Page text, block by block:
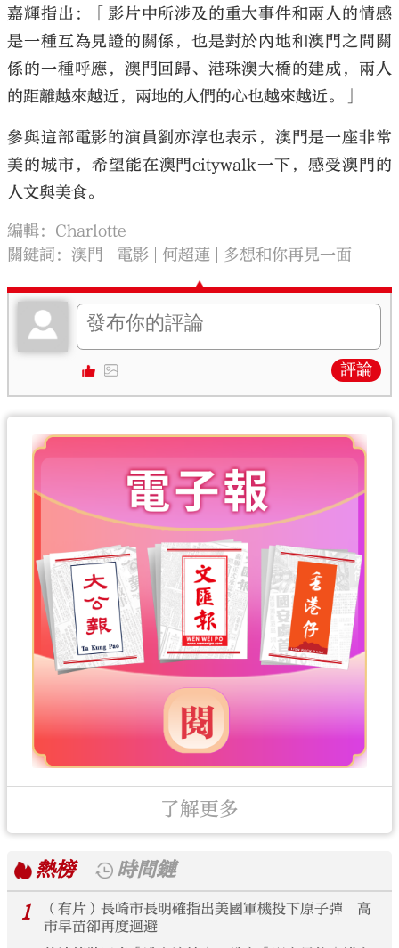
嘉輝指出：「影片中所涉及的重大事件和兩人的情感
是一種互為見證的關係，也是對於內地和澳門之間關
係的一種呼應，澳門回歸、港珠澳大橋的建成，兩人
的距離越來越近，兩地的人們的心也越來越近。」
參與這部電影的演員劉亦淳也表示，澳門是一座非常
美的城市，希望能在澳門citywalk一下，感受澳門的
人文與美食。
編輯：Charlotte
關鍵詞：澳門 電影 何超蓮 多想和你再見一面
評論
了解更多
熱榜
時間鏈
1
（有片）長崎市長明確指出美國軍機投下原子彈 高
市早苗卻再度迴避